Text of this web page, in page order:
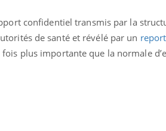
confidentiel transmis par la
de santé et révélé par un
plus importante que la normale
: Youtube
Carence en fer :
prévenirYoutube
Fatigue, irritabilité, brouillard